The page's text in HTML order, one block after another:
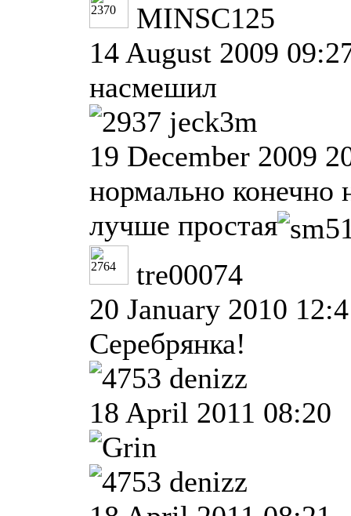
MINSC125
14 August 2009
насмешил
jeck3m
19 December 2009
нормально конечно
лучше простая
tre00074
20 January 2010
Серебрянка!
denizz
18 April 2011 08:20
denizz